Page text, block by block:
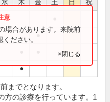
水 木 金 土 日 祝
●
●
場合があります。来院前
ださい。
×閉じる
までとなります。
方の診療を行っています。1